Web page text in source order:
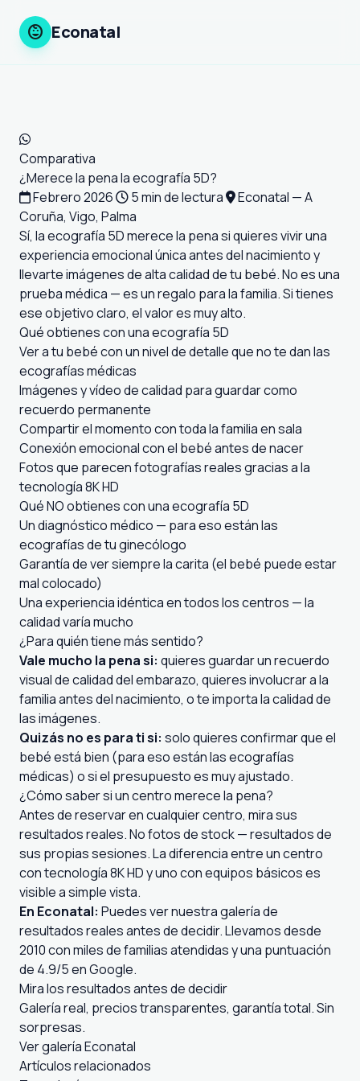
child_care Econatal
Comparativa
¿Merece la pena la ecografía 5D?
Febrero 2026
5 min de lectura
Econatal — A
Coruña, Vigo, Palma
Sí, la ecografía 5D merece la pena si quieres vivir una
experiencia emocional única antes del nacimiento y
llevarte imágenes de alta calidad de tu bebé. No es una
prueba médica — es un regalo para la familia. Si tienes
ese objetivo claro, el valor es muy alto.
Qué obtienes con una ecografía 5D
Ver a tu bebé con un nivel de detalle que no te dan las
ecografías médicas
Imágenes y vídeo de calidad para guardar como
recuerdo permanente
Compartir el momento con toda la familia en sala
Conexión emocional con el bebé antes de nacer
Fotos que parecen fotografías reales gracias a la
tecnología 8K HD
Qué NO obtienes con una ecografía 5D
Un diagnóstico médico — para eso están las
ecografías de tu ginecólogo
Garantía de ver siempre la carita (el bebé puede estar
mal colocado)
Una experiencia idéntica en todos los centros — la
calidad varía mucho
¿Para quién tiene más sentido?
Vale mucho la pena si: quieres guardar un recuerdo
visual de calidad del embarazo, quieres involucrar a la
familia antes del nacimiento, o te importa la calidad de
las imágenes.
Quizás no es para ti si: solo quieres confirmar que el
bebé está bien (para eso están las ecografías
médicas) o si el presupuesto es muy ajustado.
¿Cómo saber si un centro merece la pena?
Antes de reservar en cualquier centro, mira sus
resultados reales. No fotos de stock — resultados de
sus propias sesiones. La diferencia entre un centro
con tecnología 8K HD y uno con equipos básicos es
visible a simple vista.
En Econatal: Puedes ver nuestra galería de
resultados reales antes de decidir. Llevamos desde
2010 con miles de familias atendidas y una puntuación
de 4.9/5 en Google.
Mira los resultados antes de decidir
Galería real, precios transparentes, garantía total. Sin
sorpresas.
Ver galería Econatal
Artículos relacionados